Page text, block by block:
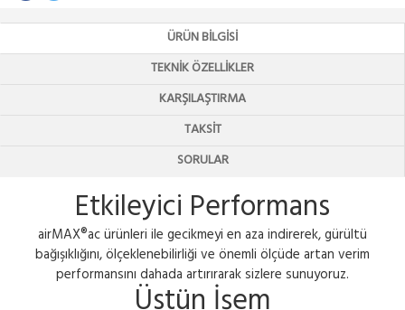
ÜRÜN BILGISI
TEKNIK ÖZELLIKLER
KARŞILAŞTIRMA
TAKSIT
SORULAR
Etkileyici Performans
airMAX®ac ürünleri ile gecikmeyi en aza indirerek, gürültü
bağışıklığını, ölçeklenebilirliği ve önemli ölçüde artan verim
performansını dahada artırırarak sizlere sunuyoruz.